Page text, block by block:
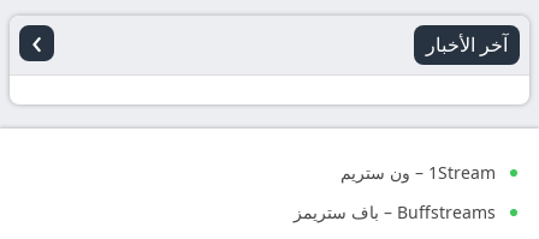
آخر الأخبار ›
1Stream – ون ستريم
Buffstreams – باف ستريمز